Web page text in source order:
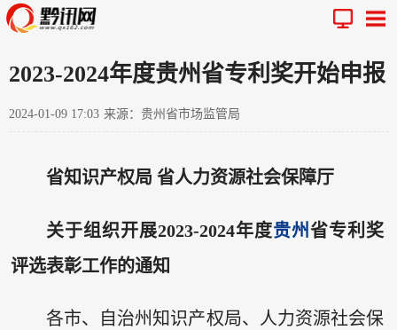
2023-2024年度贵州省专利奖开始申报
2024-01-09 17:03 来源：贵州省市场监管局
省知识产权局 省人力资源社会保障厅
关于组织开展2023-2024年度贵州省专利奖
评选表彰工作的通知
各市、自治州知识产权局、人力资源社会保